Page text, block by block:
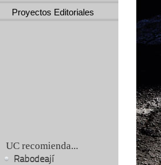
Proyectos Editoriales
UC recomienda...
Rabodeají